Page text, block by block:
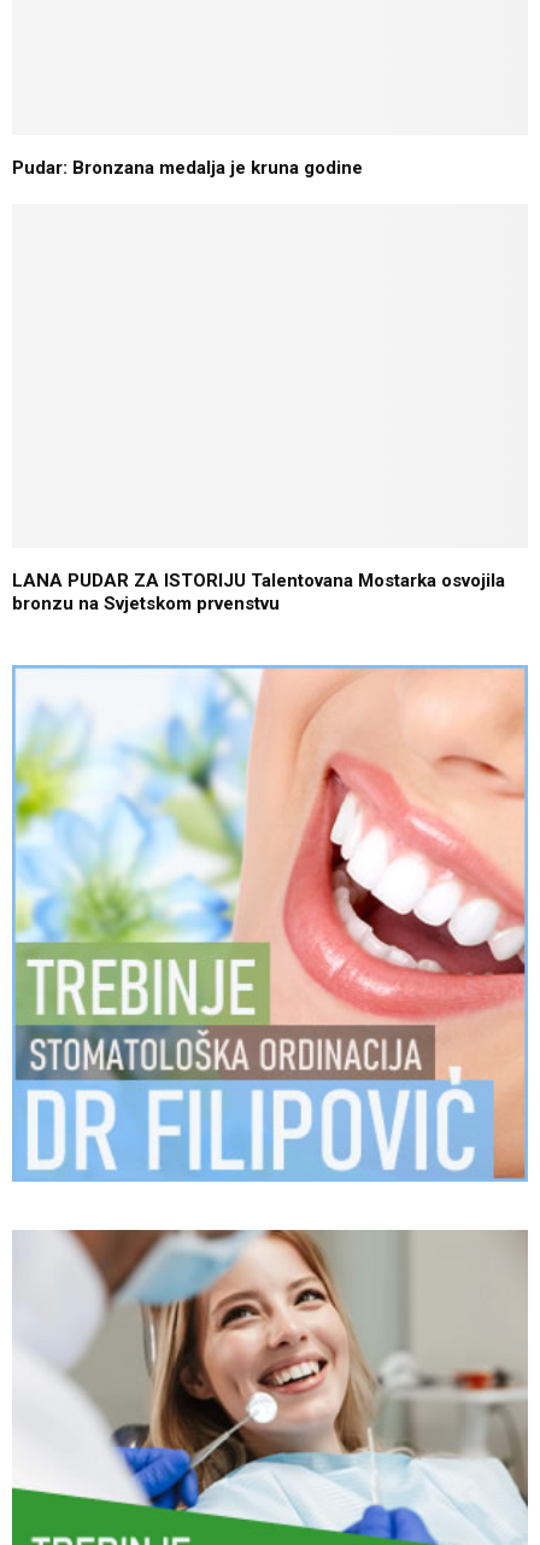
Pudar: Bronzana medalja je kruna godine
LANA PUDAR ZA ISTORIJU Talentovana Mostarka osvojila
bronzu na Svjetskom prvenstvu